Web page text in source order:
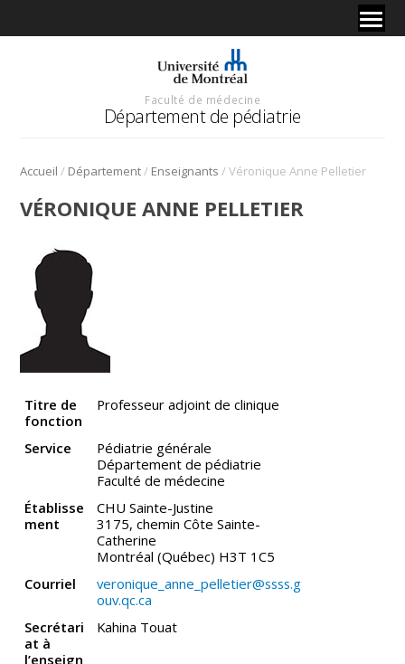
Faculté de médecine
Département de pédiatrie
Accueil / Département/ Enseignants /Véronique Anne Pelletier
VÉRONIQUE ANNE PELLETIER
Titre de
fonction
Professeur adjoint de clinique
Service
Pédiatrie générale
Département de pédiatrie
Faculté de médecine
Établisse
ment
CHU Sainte-Justine
3175, chemin Côte Sainte-
Catherine
Montréal (Québec) H3T 1C5
Courriel
veronique_anne_pelletier@ssss.g
ouv.qc.ca
Secrétari
at à
l’enseign
Kahina Touat